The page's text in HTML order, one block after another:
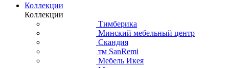
Коллекции
Коллекции
Тимберика
Минский мебельный центр
Скандия
тм SanRemi
Мебель Икея